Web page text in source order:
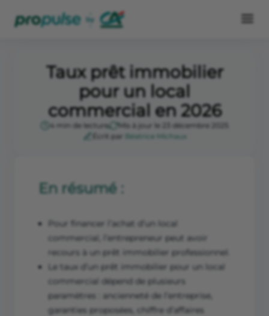
Taux prêt immobilier
pour un local
commercial en 2026
4 min de lecture
Mis à jour le 23 décembre 2025
Écrit par
Béatrice Michaux
En résumé :
Pour financer l’achat d’un local
commercial, l’entrepreneur peut avoir
recours à un prêt immobilier professionnel.
Le taux d’un prêt immobilier pour un local
commercial dépend de plusieurs
paramètres : ancienneté de l’entreprise,
garanties proposées, chiffre d’affaires